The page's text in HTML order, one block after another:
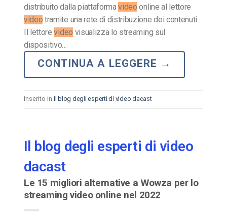
distribuito dalla piattaformavideo online al lettore
video tramite una rete di distribuzione dei contenuti.
Il lettorevideo visualizza lo streaming sul
dispositivo…
CONTINUA A LEGGERE →
Inserito in Il blog degli esperti di video dacast
Il blog degli esperti di video
dacast
Le 15 migliori alternative a Wowza per lo
streaming video online nel 2022